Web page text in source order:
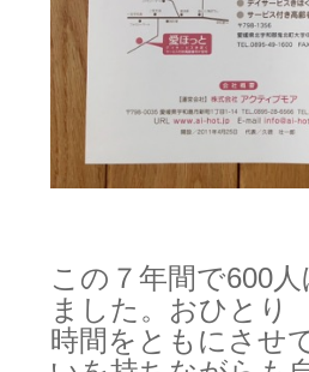
この７年間で600
ました。おひとり
時間をともにさせ